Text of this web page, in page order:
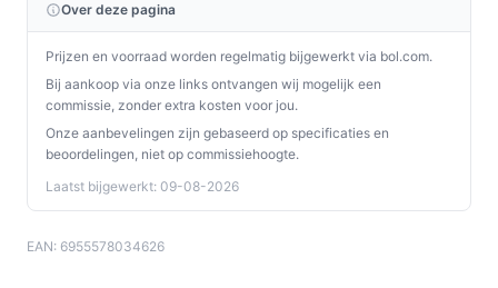
Over deze pagina
Prijzen en voorraad worden regelmatig bijgewerkt via bol.com.
Bij aankoop via onze links ontvangen wij mogelijk een
commissie, zonder extra kosten voor jou.
Onze aanbevelingen zijn gebaseerd op specificaties en
beoordelingen, niet op commissiehoogte.
Laatst bijgewerkt: 09-08-2026
EAN: 6955578034626